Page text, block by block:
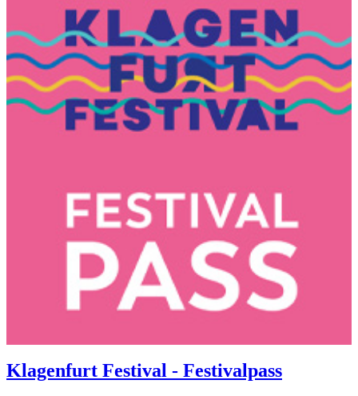
Klagenfurt Festival - Festivalpass